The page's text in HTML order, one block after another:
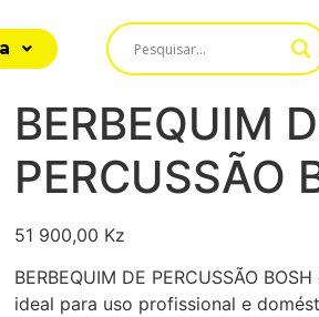
BERBEQUIM
PERCUSSÃO
51 900,00 Kz
BERBEQUIM DE PERCUSSÃO
ideal para uso profissional e